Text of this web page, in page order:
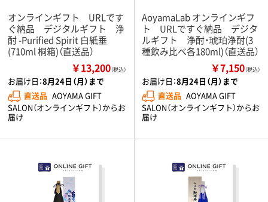
オンラインギフト URLです
ぐ納品 デジタルギフト 浄
酎 -Purified Spirit 白紙垂
(710ml 桐箱)（直送品）
￥13,200（税込）
お届け日：8月24日（月）まで
直送品 AOYAMA GIFT
SALON（オンラインギフト）からお
届け
AoyamaLab オンラインギフ
ト URLですぐ納品 デジタ
ルギフト 浄酎・琥珀浄酎(3
種飲み比べ各180ml)（直送品）
￥7,150（税込）
お届け日：8月24日（月）まで
直送品 AOYAMA GIFT
SALON（オンラインギフト）からお
届け